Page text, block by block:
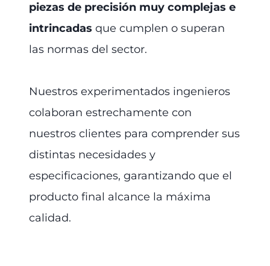
piezas de precisión muy complejas e
intrincadas que cumplen o superan
las normas del sector.
Nuestros experimentados ingenieros
colaboran estrechamente con
nuestros clientes para comprender sus
distintas necesidades y
especificaciones, garantizando que el
producto final alcance la máxima
calidad.